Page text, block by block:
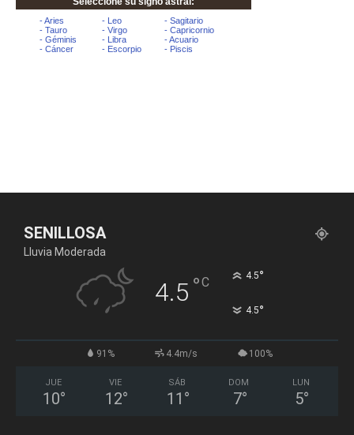
SENILLOSA
Lluvia Moderada
4.5 °C 4.5°
4.5°
91% 4.4m/s 100%
JUE
10°
VIE
12°
SÁB
11 °
DOM
7°
LUN
5°